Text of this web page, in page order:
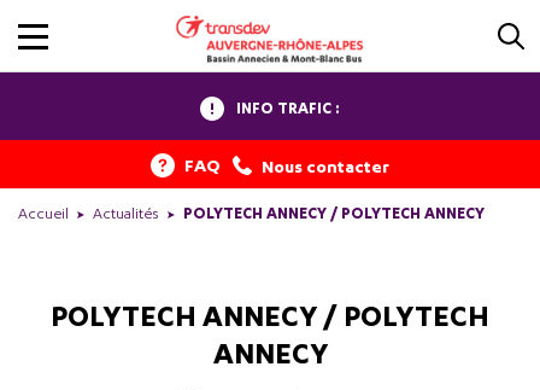
INFO TRAFIC :
FAQ Nous contacter
Accueil Actualités POLYTECH ANNECY / POLYTECH ANNECY
POLYTECH ANNECY / POLYTECH
ANNECY